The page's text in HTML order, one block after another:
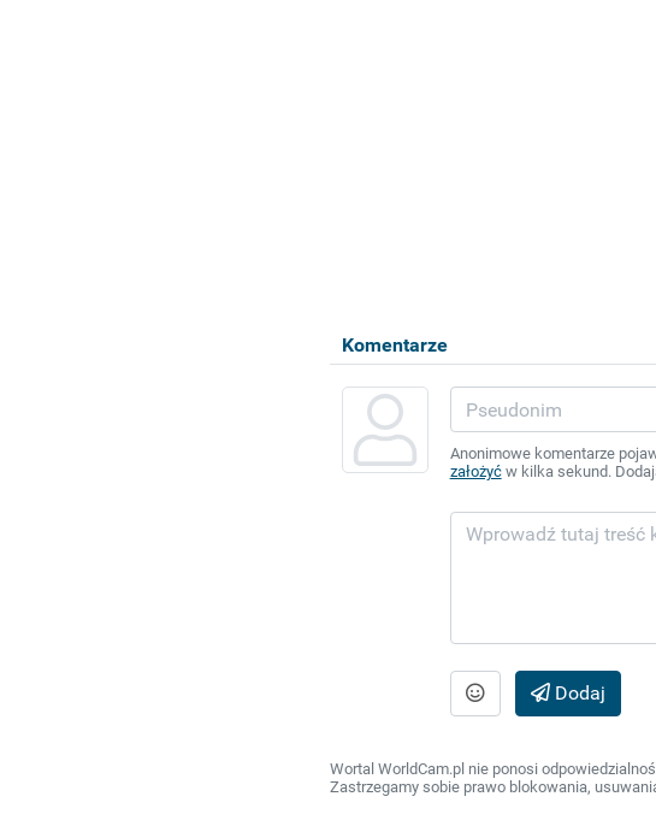
Komentarze
Anonimowe komentarze
założyćw kilka sekund.
Dodaj
Wortal WorldCam.pl nie ponosi
Zastrzegamy sobie prawo blokowania,